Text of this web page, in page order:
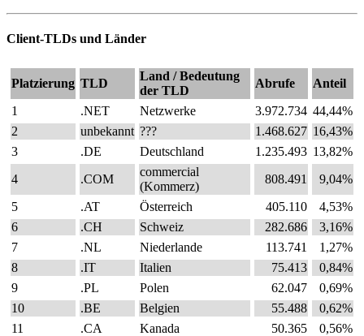
Client-TLDs und Länder
Platzierung TLD
Land / Bedeutung
der TLD
Abrufe
Anteil
1
.NET Netzwerke 3.972.734 44,44%
2
unbekannt ??? 1.468.627 16,43%
3
.DE Deutschland 1.235.493 13,82%
4
.COM
commercial
(Kommerz)
808.491
9,04%
5
.AT Österreich 405.110
4,53%
6
.CH Schweiz 282.686
3,16%
7
.NL Niederlande 113.741
1,27%
8
.IT Italien 75.413
0,84%
9
.PL Polen 62.047
0,69%
10
.BE Belgien 55.488
0,62%
11
.CA Kanada 50.365
0,56%